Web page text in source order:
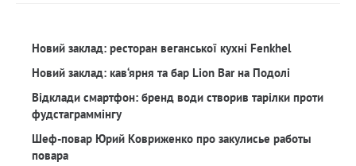
Новий заклад: ресторан веганської кухні Fenkhel
Новий заклад: кав‘ярня та бар Lion Bar на Подолі
Відклади смартфон: бренд води створив тарілки проти
фудстаграммінгу
Шеф-повар Юрий Ковриженко про закулисье работы
повара